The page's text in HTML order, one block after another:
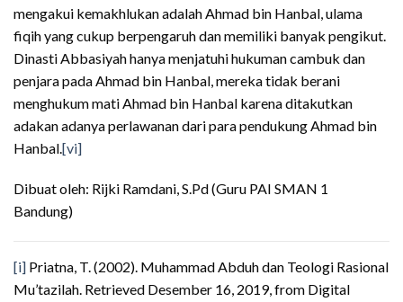
mengakui kemakhlukan adalah Ahmad bin Hanbal, ulama
fiqih yang cukup berpengaruh dan memiliki banyak pengikut.
Dinasti Abbasiyah hanya menjatuhi hukuman cambuk dan
penjara pada Ahmad bin Hanbal, mereka tidak berani
menghukum mati Ahmad bin Hanbal karena ditakutkan
adakan adanya perlawanan dari para pendukung Ahmad bin
Hanbal.[vi]
Dibuat oleh: Rijki Ramdani, S.Pd (Guru PAI SMAN 1
Bandung)
[i] Priatna, T. (2002). Muhammad Abduh dan Teologi Rasional
Mu’tazilah. Retrieved Desember 16, 2019, from Digital